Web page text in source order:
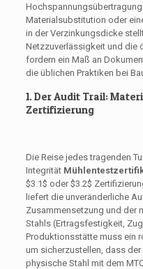
Materialsubstitution oder
in der Verzinkungsdicke
Netzzuverlässigkeit und die
fordern ein Maß an
die üblichen Praktiken bei
1. Der Audit Trail:
Zertifizierung
Die Reise jedes tragenden
Integrität
$3.1$ oder$3.2$
liefert die unveränderliche
Zusammensetzung und der
Stahls (Ertragsfestigkeit,
Produktionsstätte muss ein
um sicherzustellen, dass
physische Stahl mit dem